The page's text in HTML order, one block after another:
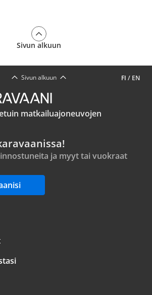
Sivun alkuun
FI / EN
Sivun alkuun
matkailuajoneuvojen
ja myyt tai vuokraat